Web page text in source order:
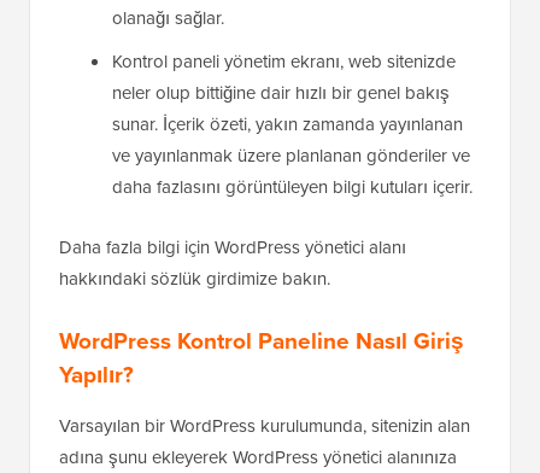
olanağı sağlar.
Kontrol paneli yönetim ekranı, web sitenizde
neler olup bittiğine dair hızlı bir genel bakış
sunar. İçerik özeti, yakın zamanda yayınlanan
ve yayınlanmak üzere planlanan gönderiler ve
daha fazlasını görüntüleyen bilgi kutuları içerir.
Daha fazla bilgi için WordPress yönetici alanı
hakkındaki sözlük girdimize bakın.
WordPress Kontrol Paneline Nasıl Giriş
Yapılır?
Varsayılan bir WordPress kurulumunda, sitenizin alan
adına şunu ekleyerek WordPress yönetici alanınıza